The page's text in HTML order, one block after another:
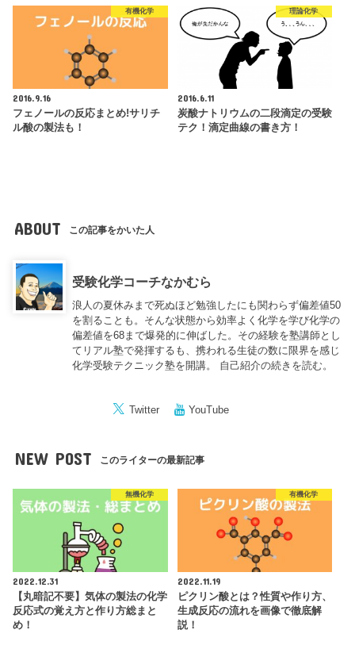
有機化学
2016.9.16
フェノールの反応まとめ!サリチ
ル酸の製法も！
理論化学
2016.6.11
炭酸ナトリウムの二段滴定の受験
テク！滴定曲線の書き方！
ABOUT この記事をかいた人
受験化学コーチなかむら
浪人の夏休みまで死ぬほど勉強したにも関わらず偏差値50
を割ることも。そんな状態から効率よく化学を学び化学の
偏差値を68まで爆発的に伸ばした。その経験を塾講師とし
てリアル塾で発揮するも、携われる生徒の数に限界を感じ
化学受験テクニック塾を開講。 自己紹介の続きを読む。
Twitter YouTube
NEW POST このライターの最新記事
無機化学
2022.12.31
【丸暗記不要】気体の製法の化学
反応式の覚え方と作り方総まと
め！
有機化学
2022.11.19
ピクリン酸とは？性質や作り方、
生成反応の流れを画像で徹底解
説！